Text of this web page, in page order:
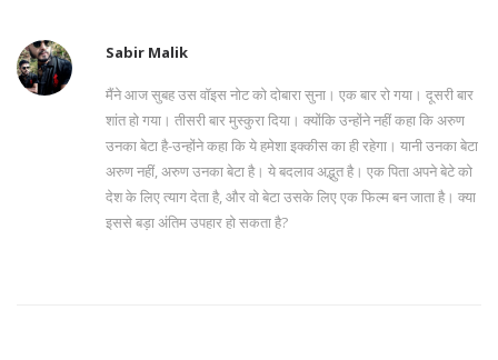
Sabir Malik
मैंने आज सुबह उस वॉइस नोट को दोबारा सुना। एक बार रो गया। दूसरी बार
शांत हो गया। तीसरी बार मुस्कुरा दिया। क्योंकि उन्होंने नहीं कहा कि अरुण
उनका बेटा है-उन्होंने कहा कि ये हमेशा इक्कीस का ही रहेगा। यानी उनका बेटा
अरुण नहीं, अरुण उनका बेटा है। ये बदलाव अद्भुत है। एक पिता अपने बेटे को
देश के लिए त्याग देता है, और वो बेटा उसके लिए एक फिल्म बन जाता है। क्या
इससे बड़ा अंतिम उपहार हो सकता है?